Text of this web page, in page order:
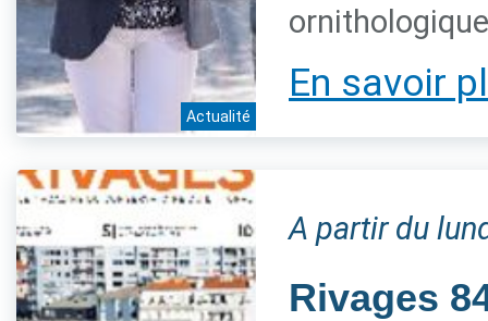
Actualité
En savoir
A partir du
Rivages